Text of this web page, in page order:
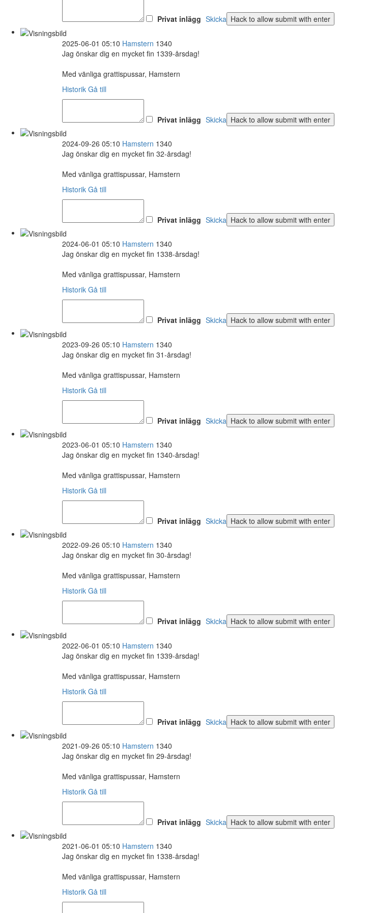
Privat inlägg Skicka
2025-06-01 05:10 Hamstern 1340
Jag önskar dig en mycket fin 1339-årsdag!
Med vänliga grattispussar, Hamstern
Historik Gå till
Privat inlägg Skicka
2024-09-26 05:10 Hamstern 1340
Jag önskar dig en mycket fin 32-årsdag!
Med vänliga grattispussar, Hamstern
Historik Gå till
Privat inlägg Skicka
2024-06-01 05:10 Hamstern 1340
Jag önskar dig en mycket fin 1338-årsdag!
Med vänliga grattispussar, Hamstern
Historik Gå till
Privat inlägg Skicka
2023-09-26 05:10 Hamstern 1340
Jag önskar dig en mycket fin 31-årsdag!
Med vänliga grattispussar, Hamstern
Historik Gå till
Privat inlägg Skicka
2023-06-01 05:10 Hamstern 1340
Jag önskar dig en mycket fin 1340-årsdag!
Med vänliga grattispussar, Hamstern
Historik Gå till
Privat inlägg Skicka
2022-09-26 05:10 Hamstern 1340
Jag önskar dig en mycket fin 30-årsdag!
Med vänliga grattispussar, Hamstern
Historik Gå till
Privat inlägg Skicka
2022-06-01 05:10 Hamstern 1340
Jag önskar dig en mycket fin 1339-årsdag!
Med vänliga grattispussar, Hamstern
Historik Gå till
Privat inlägg Skicka
2021-09-26 05:10 Hamstern 1340
Jag önskar dig en mycket fin 29-årsdag!
Med vänliga grattispussar, Hamstern
Historik Gå till
Privat inlägg Skicka
2021-06-01 05:10 Hamstern 1340
Jag önskar dig en mycket fin 1338-årsdag!
Med vänliga grattispussar, Hamstern
Historik Gå till